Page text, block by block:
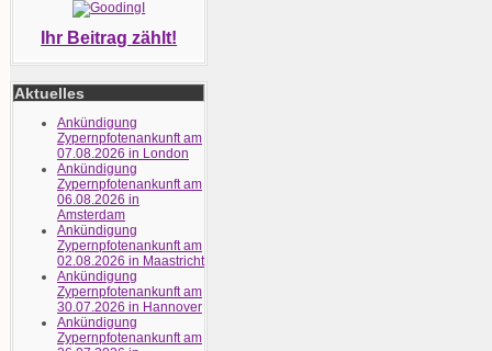
Ihr Beitrag zählt!
Aktuelles
Ankündigung
Zypernpfotenankunft am
07.08.2026 in London
Ankündigung
Zypernpfotenankunft am
06.08.2026 in
Amsterdam
Ankündigung
Zypernpfotenankunft am
02.08.2026 in Maastricht
Ankündigung
Zypernpfotenankunft am
30.07.2026 in Hannover
Ankündigung
Zypernpfotenankunft am